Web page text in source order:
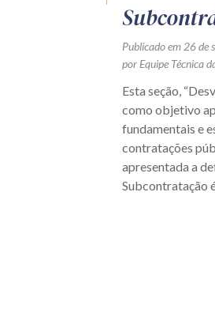
Publicado em 26 de
por Equipe Técnica
Esta seção,
como objetivo
fundamentais e
contratações
apresentada a
Subcontratação